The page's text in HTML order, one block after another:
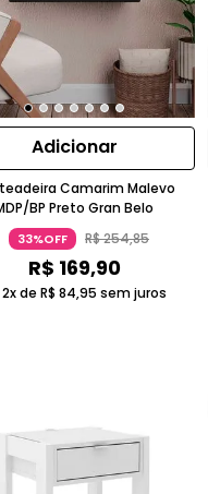
Adicionar
Camarim Malevo
BP Preto Gran Belo
33%OFF R$254,85
R$ 169,90
2x deR$ 84,95 sem juros